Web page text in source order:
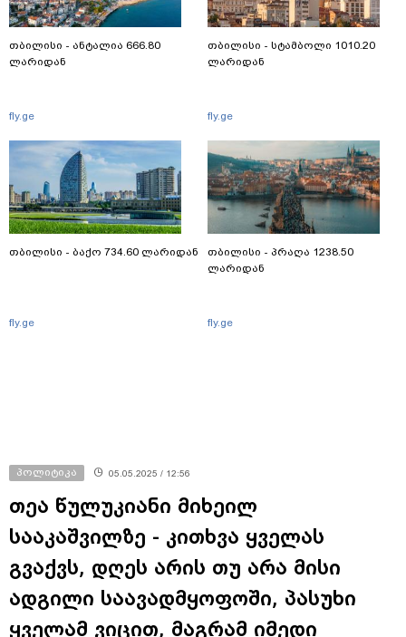
თბილისი - ანტალია 666.80
ლარიდან
fly.ge
თბილისი - ბაქო 734.60 ლარიდან
fly.ge
თბილისი - სტამბოლი 1010.20
ლარიდან
fly.ge
თბილისი - პრაღა 1238.50
ლარიდან
fly.ge
პოლიტიკა 05.05.2025 / 12:56
თეა წულუკიანი მიხეილ
სააკაშვილზე - კითხვა ყველას
გვაქვს, დღეს არის თუ არა მისი
ადგილი საავადმყოფოში, პასუხი
ყველამ ვიცით, მაგრამ იმედი